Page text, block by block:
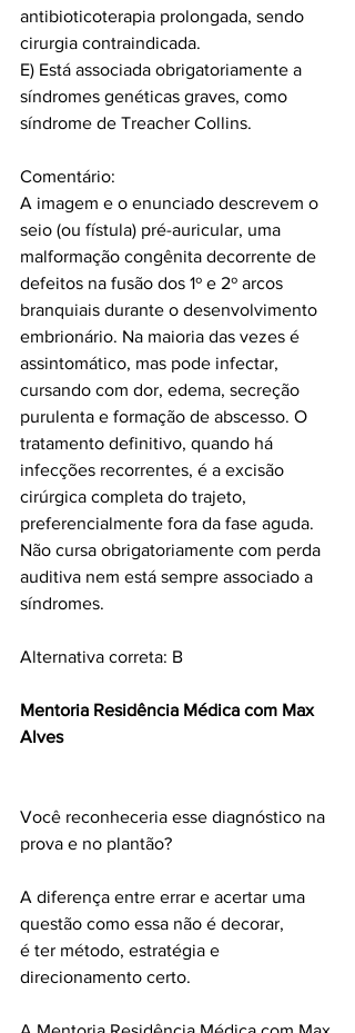
antibioticoterapia prolongada, sendo
cirurgia contraindicada.
E) Está associada obrigatoriamente a
síndromes genéticas graves, como
síndrome de Treacher Collins.
Comentário:
A imagem e o enunciado descrevem o
seio (ou fístula) pré-auricular, uma
malformação congênita decorrente de
defeitos na fusão dos 1º e 2º arcos
branquiais durante o desenvolvimento
embrionário. Na maioria das vezes é
assintomático, mas pode infectar,
cursando com dor, edema, secreção
purulenta e formação de abscesso. O
tratamento definitivo, quando há
infecções recorrentes, é a excisão
cirúrgica completa do trajeto,
preferencialmente fora da fase aguda.
Não cursa obrigatoriamente com perda
auditiva nem está sempre associado a
síndromes.
Alternativa correta: B
Mentoria Residência Médica com Max
Alves
Você reconheceria esse diagnóstico na
prova e no plantão?
A diferença entre errar e acertar uma
questão como essa não é decorar,
é ter método, estratégia e
direcionamento certo.